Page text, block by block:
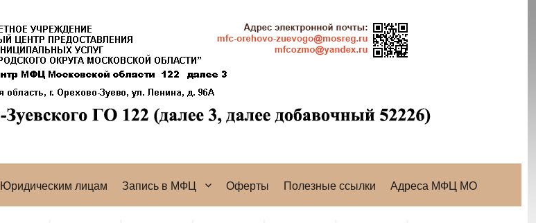
Юридическим лицам Запись в МФЦ Оферты Полезные ссылки Адреса МФЦ МО